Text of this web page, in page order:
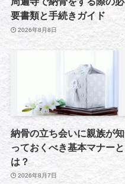
要書類と手続きガイド
2026年8月8日
納骨の立ち会いに親族が知
っておくべき基本マナーと
は？
2026年8月7日